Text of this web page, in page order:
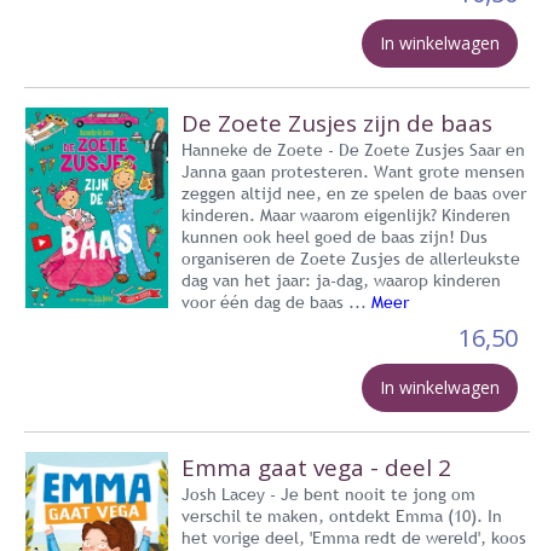
In winkelwagen
De Zoete Zusjes zijn de baas
Hanneke de Zoete - De Zoete Zusjes Saar en
Janna gaan protesteren. Want grote mensen
zeggen altijd nee, en ze spelen de baas over
kinderen. Maar waarom eigenlijk? Kinderen
kunnen ook heel goed de baas zijn! Dus
organiseren de Zoete Zusjes de allerleukste
dag van het jaar: ja-dag, waarop kinderen
voor één dag de baas ... Meer
16,50
In winkelwagen
Emma gaat vega - deel 2
Josh Lacey - Je bent nooit te jong om
verschil te maken, ontdekt Emma (10). In
het vorige deel, 'Emma redt de wereld', koos